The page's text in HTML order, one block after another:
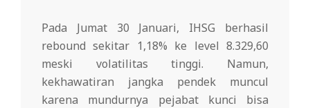
Pada Jumat 30 Januari, IHSG berhasil
rebound sekitar 1,18% ke level 8.329,60
meski volatilitas tinggi. Namun,
kekhawatiran jangka pendek muncul
karena mundurnya pejabat kunci bisa